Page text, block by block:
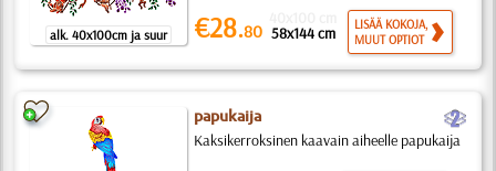
alk. 40x100cm ja suur €28.80 58x144 cm
LISÄÄ KOKOJA,
MUUT OPTIOT
papukaija b
Kaksikerroksinen kaavain aiheelle papukaija